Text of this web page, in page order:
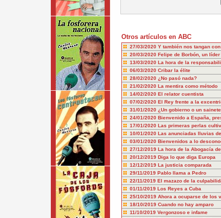
Otros artículos en ABC
27/03/2020 Y también nos tangan
20/03/2020 Felipe de Borbón, un
13/03/2020 La hora de la
06/03/2020 Cribar la élite
28/02/2020 ¿No pasó nada?
21/02/2020 La mentira como método
14/02/2020 El relator cuentista
07/02/2020 El Rey frente a la
31/01/2020 ¿Un gobierno o un
24/01/2020 Bienvenido a España,
17/01/2020 Las primeras perlas
10/01/2020 Las anunciadas lluvias
03/01/2020 Bienvenidos a lo
27/12/2019 La hora de la Abogacía
20/12/2019 Diga lo que diga Europa
12/12/2019 La justicia comparada
29/11/2019 Pablo llama a Pedro
22/11/2019 El mazazo de la
01/11/2019 Los Reyes a Cuba
25/10/2019 Ahora a ocuparse de los
18/10/2019 Cuando no hay amparo
11/10/2019 Vergonzoso e infame